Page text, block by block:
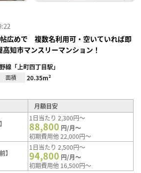
帖広めで 複数名利用可・空いていれば即
知市マンスリーマンション！
線「上町四丁目駅」
面積 20.35m²
月額目安
1日当たり 2,300円～
88,800 円/月～
初期費用他 22,000円～
】
1日当たり 2,500円～
94,800 円/月～
初期費用他 16,500円～